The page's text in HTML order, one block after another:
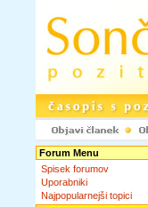
Forum Menu
Spisek forumov
Uporabniki
Najpopularnejši topici